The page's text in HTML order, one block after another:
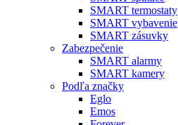
SMART termostaty
SMART vybavenie
SMART zásuvky
Zabezpečenie
SMART alarmy
SMART kamery
Podľa značky
Eglo
Emos